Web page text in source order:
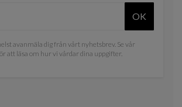
OK
avanmäla dig från vårt nyhetsbrev. Se vår
att läsa om hur vi vårdar dina uppgifter.